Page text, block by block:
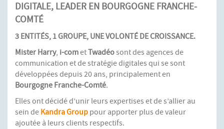
DIGITALE, LEADER EN BOURGOGNE FRANCHE-
COMTÉ
3 ENTITÉS, 1 GROUPE, UNE VOLONTÉ DE CROISSANCE.
Mister Harry, i-cometTwadéosont des agences de
communication et de stratégie digitales qui se sont
développées depuis 20 ans, principalement en
Bourgogne Franche-Comté.
Elles ont décidé d’unir leurs expertises et de s’allier au
sein de Kandra Group pour apporter plus de valeur
ajoutée à leurs clients respectifs.